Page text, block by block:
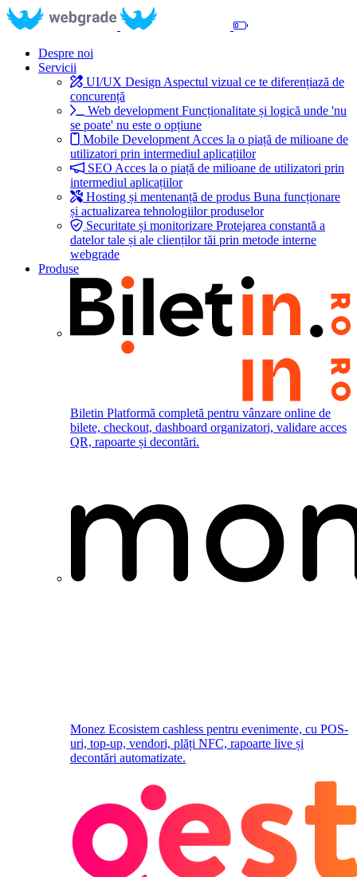
Despre noi
Servicii
UI/UX Design Aspectul vizual ce te diferențiază de
concurență
Web development Funcționalitate și logică unde 'nu
se poate' nu este o opțiune
Mobile Development Acces la o piață de milioane de
utilizatori prin intermediul aplicațiilor
SEO Acces la o piață de milioane de utilizatori prin
intermediul aplicațiilor
Hosting și mentenanță de produs Buna funcționare
și actualizarea tehnologiilor produselor
Securitate și monitorizare Protejarea constantă a
datelor tale și ale clienților tăi prin metode interne
webgrade
Produse
Biletin Platformă completă pentru vânzare online de
bilete, checkout, dashboard organizatori, validare acces
QR, rapoarte și decontări.
Monez Ecosistem cashless pentru evenimente, cu POS-
uri, top-up, vendori, plăți NFC, rapoarte live și
decontări automatizate.